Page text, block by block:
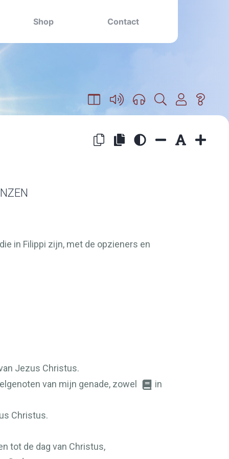
Shop Contact
in Filippi zijn, met de opzieners en
Jezus Christus.
van mijn genade, zowel
in
Christus.
tot de dag van Christus,